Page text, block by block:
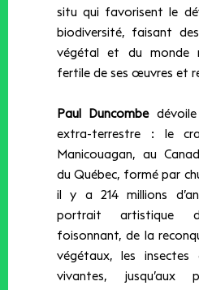
situ qui favorisent le
biodiversité, faisant
végétal et du monde
fertile de ses œuvres et
Paul Duncombedévoile
extra-terrestre : le
Manicouagan, au
du Québec, formé par
il y a 214 millions
portrait artistique
foisonnant, de la
végétaux, les insectes
vivantes, jusqu’aux